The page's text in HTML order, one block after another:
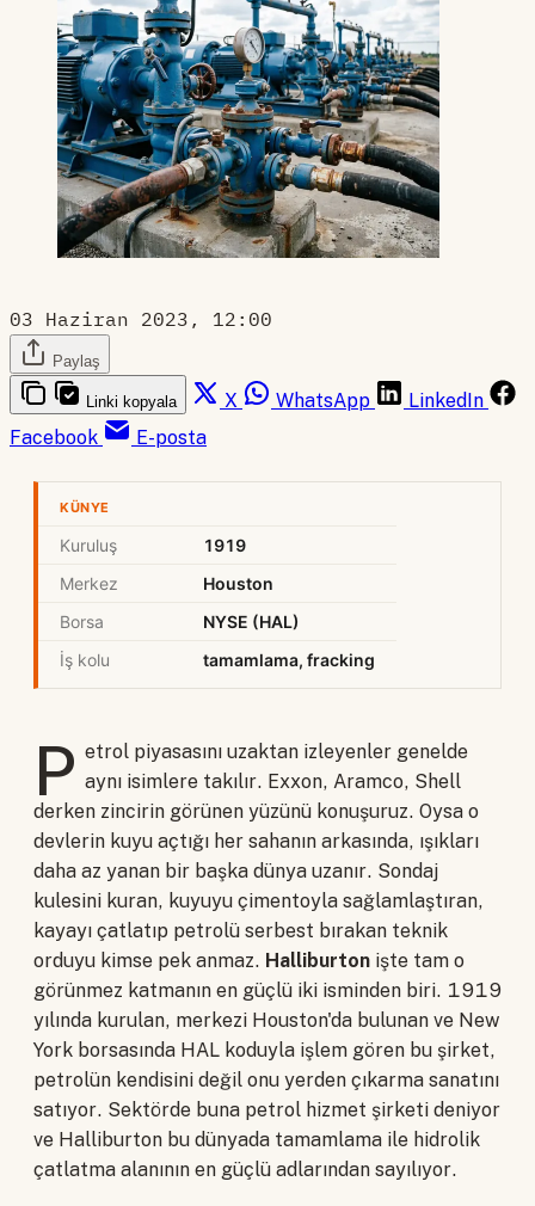
03 Haziran 2023, 12:00
Paylaş
Linki kopyala X WhatsApp
LinkedIn
Facebook
E-posta
KÜNYE
Kuruluş
1919
Merkez
Houston
Borsa
NYSE (HAL)
İş kolu
tamamlama, fracking
P etrol piyasasını uzaktan izleyenler genelde
aynı isimlere takılır. Exxon, Aramco, Shell
derken zincirin görünen yüzünü konuşuruz. Oysa o
devlerin kuyu açtığı her sahanın arkasında, ışıkları
daha az yanan bir başka dünya uzanır. Sondaj
kulesini kuran, kuyuyu çimentoyla sağlamlaştıran,
kayayı çatlatıp petrolü serbest bırakan teknik
orduyu kimse pek anmaz. Halliburton işte tam o
görünmez katmanın en güçlü iki isminden biri. 1919
yılında kurulan, merkezi Houston'da bulunan ve New
York borsasında HAL koduyla işlem gören bu şirket,
petrolün kendisini değil onu yerden çıkarma sanatını
satıyor. Sektörde buna petrol hizmet şirketi deniyor
ve Halliburton bu dünyada tamamlama ile hidrolik
çatlatma alanının en güçlü adlarından sayılıyor.